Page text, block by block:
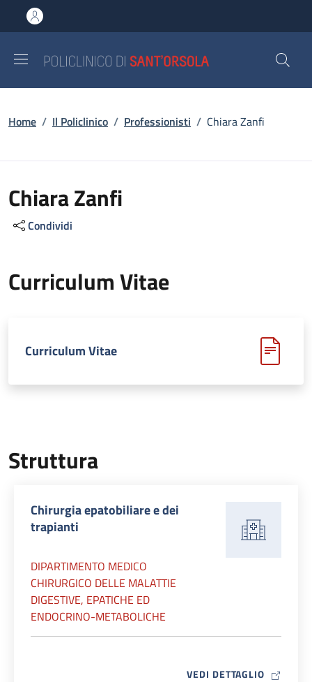
al contenuto principale
to footer content
Briciole di pane
Home / Il Policlinico / Professionisti / Chiara Zanfi
Chiara Zanfi
Condividi
Curriculum Vitae
Curriculum Vitae
Struttura
Chirurgia epatobiliare e dei
trapianti
DIPARTIMENTO MEDICO
CHIRURGICO DELLE MALATTIE
DIGESTIVE, EPATICHE ED
ENDOCRINO-METABOLICHE
VEDI DETTAGLIO MAP ICON